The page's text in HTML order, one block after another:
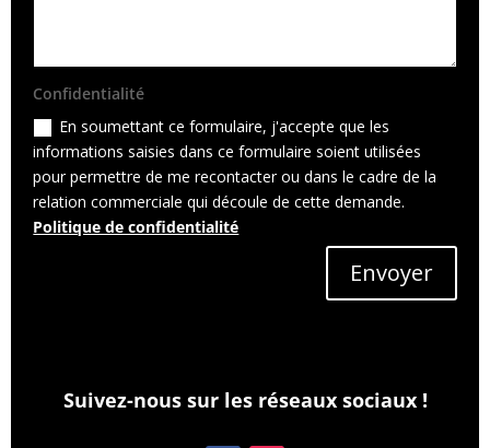
Confidentialité
En soumettant ce formulaire, j'accepte que les
informations saisies dans ce formulaire soient utilisées
pour permettre de me recontacter ou dans le cadre de la
relation commerciale qui découle de cette demande.
Politique de confidentialité
Envoyer
Suivez-nous sur les réseaux sociaux !